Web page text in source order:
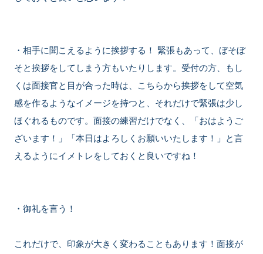
・相手に聞こえるように挨拶する！ 緊張もあって、ぼそぼ
そと挨拶をしてしまう方もいたりします。受付の方、もし
くは面接官と目が合った時は、こちらから挨拶をして空気
感を作るようなイメージを持つと、それだけで緊張は少し
ほぐれるものです。面接の練習だけでなく、「おはようご
ざいます！」「本日はよろしくお願いいたします！」と言
えるようにイメトレをしておくと良いですね！
・御礼を言う！
これだけで、印象が大きく変わることもあります！面接が